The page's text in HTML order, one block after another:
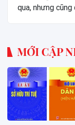
qua, nhưng cũng
MỚI CẬP